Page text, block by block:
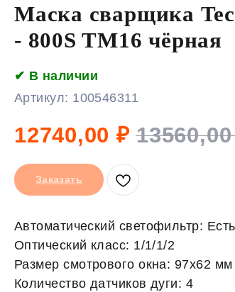
Маска сварщика
- 800S TM16 чёрная
✔ В наличии
Артикул: 100546311
12740,00 ₽ 13560,00
Заказать
Автоматический светофильтр: Есть
Оптический класс: 1/1/1/2
Размер смотрового окна: 97х62 мм
Количество датчиков дуги: 4